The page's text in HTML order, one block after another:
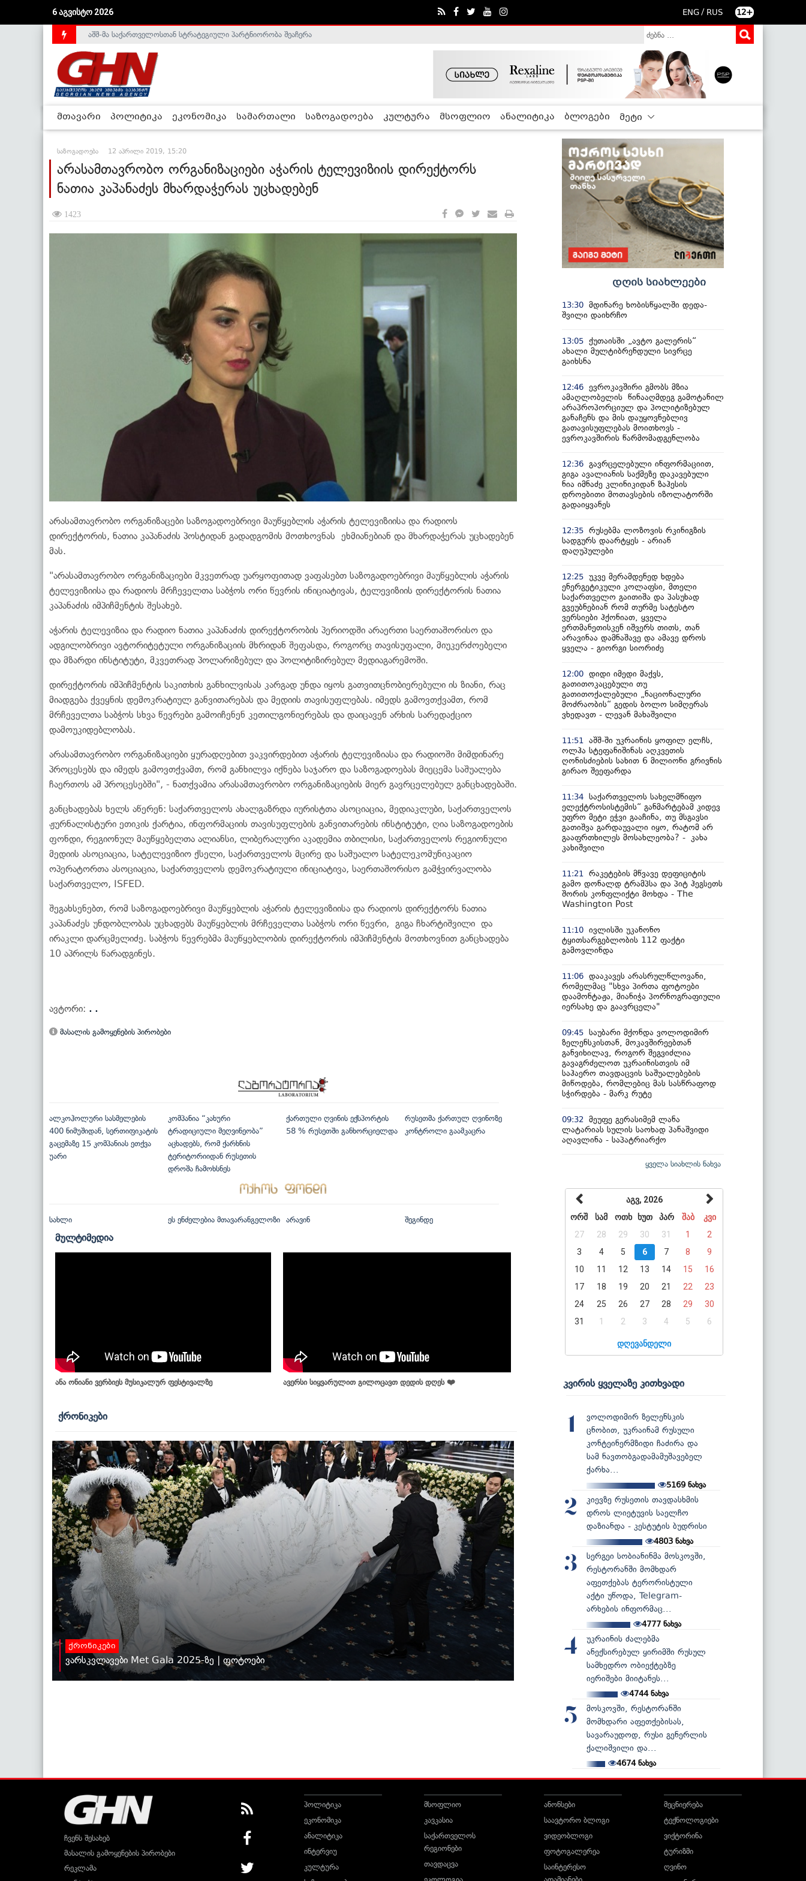
6 აგვისტო 2026 ENG / RUS 12+
საქართველოს დე-ფაქტო მთავრობა არალეგიტიმურია - ჰელსინკის კომისია
აშშ-მა საქართველოსთან სტრატეგიული პარტნიორობა შეაჩერა
მთავარი პოლიტიკა ეკონომიკა სამართალი საზოგადოება კულტურა მსოფლიო ანალიტიკა ბლოგები მეტი
საზოგადოება 12 აპრილი 2019, 15:20
არასამთავრობო ორგანიზაციები აჭარის ტელევიზიის დირექტორს
ნათია კაპანაძეს მხარდაჭერას უცხადებენ
1423
არასამთავრობო ორგანიზაცები საზოგადოებრივი მაუწყებლის აჭარის ტელევიზიისა და რადიოს
დირექტორის, ნათია კაპანაძის პოსტიდან გადადგომის მოთხოვნას ეხმიანებიან და მხარდაჭერას უცხადებენ
მას.
"არასამთავრობო ორგანიზაციები მკვეთრად უარყოფითად ვაფასებთ საზოგადოებრივი მაუწყებლის აჭარის
ტელევიზიისა და რადიოს მრჩეველთა საბჭოს ორი წევრის ინიციატივას, ტელევიზიის დირექტორის ნათია
კაპანაძის იმპიჩმენტის შესახებ.
აჭარის ტელევიზია და რადიო ნათია კაპანაძის დირექტორობის პერიოდში არაერთი საერთაშორისო და
ადგილობრივი ავტორიტეტული ორგანიზაციის მხრიდან შეფასდა, როგორც თავისუფალი, მიუკერძოებელი
და მზარდი ინსტიტუტი, მკვეთრად პოლარიზებულ და პოლიტიზირებულ მედიაგარემოში.
დირექტორის იმპიჩმენტის საკითხის განხილვისას კარგად უნდა იყოს გათვითცნობიერებული ის ზიანი, რაც
მიადგება ქვეყნის დემოკრატიულ განვითარებას და მედიის თავისუფლებას. იმედს გამოვთქვამთ, რომ
მრჩეველთა საბჭოს სხვა წევრები გამოიჩენენ კეთილგონიერებას და დაიცავენ არხის სარედაქციო
დამოუკიდებლობას.
არასამთავრობო ორგანიზაციები ყურადღებით ვაკვირდებით აჭარის ტელევიზიასა და რადიოში მიმდინარე
პროცესებს და იმედს გამოვთქვამთ, რომ განხილვა იქნება საჯარო და საზოგადოებას მიეცემა საშუალება
ჩაერთოს ამ პროცესებში", - ნათქვამია არასამთავრობო ორგანიზაციების მიერ გავრცელებულ განცხადებაში.
განცხადებას ხელს აწერენ: საქართველოს ახალგაზრდა იურისტთა ასოციაცია, მედიაკლუბი, საქართველოს
ჟურნალისტური ეთიკის ქარტია, ინფორმაციის თავისუფლების განვითარების ინსტიტუტი, ღია საზოგადოების
ფონდი, რეგიონულ მაუწყებელთა ალიანსი, ლიბერალური აკადემია თბილისი, საქართველოს რეგიონული
მედიის ასოციაცია, სატელევიზიო ქსელი, საქართველოს მცირე და საშუალო სატელეკომუნიკაციო
ოპერატორთა ასოციაცია, საქართველოს დემოკრატიული ინიციატივა, საერთაშორისო გამჭვირვალობა
საქართველო, ISFED.
შეგახსენებთ, რომ საზოგადოებრივი მაუწყებლის აჭარის ტელევიზიისა და რადიოს დირექტორს ნათია
კაპანაძეს უნდობლობას უცხადებს მაუწყებლის მრჩეველთა საბჭოს ორი წევრი, გიგა ჩხარტიშვილი და
ირაკლი დარცმელიძე. საბჭოს წევრებმა მაუწყებლობის დირექტორის იმპიჩმენტის მოთხოვნით განცხადება
10 აპრილს წარადგინეს.
ავტორი: . .
მასალის გამოყენების პირობები
ალკოჰოლური სასმელების
400 ნიმუშიდან, სერთიფიკატის
გაცემაზე 15 კომპანიას ეთქვა
უარი
კომპანია “კახური
ტრადიციული მეღვინეობა”
აცხადებს, რომ ქარხნის
ტერიტორიიდან რუსეთის
დროშა ჩამოხსნეს
ქართული ღვინის ექსპორტის
58 % რუსეთში განხორციელდა
რუსეთმა ქართულ ღვინოზე
კონტროლი გაამკაცრა
სახლი ეს ენძელებია მთავარანგელოზი არავინ შეგინდე
მულტიმედია
ანა ონიანი ვერბიეს მუსიკალურ ფესტივალზე ავერსი სიყვარულით გილოცავთ დედის დღეს ❤️
ქრონიკები
ქრონიკები
ვარსკვლავები Met Gala 2025-ზე | ფოტოები
დღის სიახლეები
13:30 მდინარე ხობისწყალში დედა-
შვილი დაიხრჩო
13:05 ქუთაისში „ავტო გალერის“
ახალი მულტიბრენდული სივრცე
გაიხსნა
12:46 ევროკავშირი გმობს მზია
ამაღლობელის წინააღმდეგ გამოტანილ
არაპროპორციულ და პოლიტიზებულ
განაჩენს და მის დაუყოვნებლივ
გათავისუფლებას მოითხოვს -
ევროკავშირის წარმომადგენლობა
12:36 გავრცელებული ინფორმაციით,
გიგა ავალიანის საქმეზე დაკავებული
ნია იმნაძე კლინიკიდან ზაჰესის
დროებითი მოთავსების იზოლატორში
გადაიყვანეს
12:35 რუსებმა ლოზოვის რკინიგზის
სადგურს დაარტყეს - არიან
დაღუპულები
12:25 უკვე მერამდენედ ხდება
ენერგეტიკული კოლაფსი, მთელი
საქართველო გაითიშა და პასუხად
გვეუბნებიან რომ თურმე სატესტო
ვერსიები ჰქონიათ, ყველა
ერთმანეთისკენ იშვერს თითს, თან
არავინაა დამნაშავე და ამავე დროს
ყველა - გიორგი სიორიძე
12:00 დიდი იმედი მაქვს,
გათითოკაცებული თუ
გათითოქალებული „ნაციონალური
მოძრაობის“ გედის ბოლო სიმღერას
ვხედავთ - ლევან მახაშვილი
11:51
აშშ-ში უკრაინის ყოფილ ელჩს,
ოლჰა სტეფანიშინას აღკვეთის
ღონისძიების სახით 6 მილიონი გრივნის
გირაო შეეფარდა
11:34 საქართველოს სახელმწიფო
ელექტროსისტემის“ განმარტებამ კიდევ
უფრო მეტი ეჭვი გააჩინა, თუ მსგავსი
გათიშვა გარდაუვალი იყო, რატომ არ
გააფრთხილეს მოსახლეობა? - კახა
კახიშვილი
11:21
რაკეტების მწვავე დეფიციტის
გამო დონალდ ტრამპსა და პიტ ჰეგსეთს
შორის კონფლიქტი მოხდა - The
Washington Post
11:10 ივლისში უკანონო
ტყითსარგებლობის 112 ფაქტი
გამოვლინდა
11:06 დააკავეს არასრულწლოვანი,
რომელმაც "სხვა პირთა ფოტოები
დაამონტაჟა, მიანიჭა პორნოგრაფიული
იერსახე და გაავრცელა"
09:45 საუბარი მქონდა ვოლოდიმირ
ზელენსკისთან, მოკავშირეებთან
განვიხილავ, როგორ შეგვიძლია
გავაგრძელოთ უკრაინისთვის იმ
საჰაერო თავდაცვის საშუალებების
მიწოდება, რომლებიც მას სასწრაფოდ
სჭირდება - მარკ რუტე
09:32
მეუფე გერასიმემ ლანა
ლატარიას სულის საოხად პანაშვიდი
აღავლინა - საპატრიარქო
ყველა სიახლის ნახვა
აგვ, 2026
ორშ
სამ ოთხ ხუთ პარ შაბ
კვი
27
28 29 30 31 1
2
3
4 5 6 7 8
9
10
11 12 13 14 15
16
17
18 19 20 21 22
23
24
25 26 27 28 29
30
31
1 2 3 4 5 6
დღევანდელი
კვირის ყველაზე კითხვადი
1
ვოლოდიმირ ზელენსკის
ცნობით, უკრაინამ რუსული
კონტეინერმზიდი ჩაძირა და
სამ ნავთობგადამამუშავებელ
ქარხა...
5169 ნახვა
2
კიევზე რუსეთის თავდასხმის
დროს ლიეტუვის საელჩო
დაზიანდა - კესტუტის ბუდრისი
4803 ნახვა
3
სერგეი სობიანინმა მოსკოვში,
რესტორანში მომხდარ
აფეთქებას ტერორისტული
აქტი უწოდა, Telegram-
არხების ინფორმაც...
4777ნახვა
4
უკრაინის ძალებმა
ანექსირებულ ყირიმში რუსულ
სამხედრო ობიექტებზე
იერიშები მიიტანეს...
4744ნახვა
5
მოსკოვში, რესტორანში
მომხდარი აფეთქებისას,
სავარაუდოდ, რუსი გენერლის
ქალიშვილი და...
4674ნახვა
ჩვენს შესახებ
მასალის გამოყენების პირობები
რეკლამა
პოლიტიკა
ეკონომიკა
ანალიტიკა
ინტერვიუ
კულტურა
მსოფლიო
კავკასია
საქართველოს
რეგიონები
თავდაცვა
ანონსები
საავტორო ბლოგი
ვიდეობლოგი
ფოტოგალერეა
საინტერესო
მეცნიერება
ტექნოლოგიები
ვიქტორინა
ტურიზმი
ღვინო